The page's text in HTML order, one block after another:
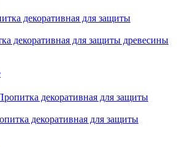
декоративная для защиты древесины
декоративная для защиты